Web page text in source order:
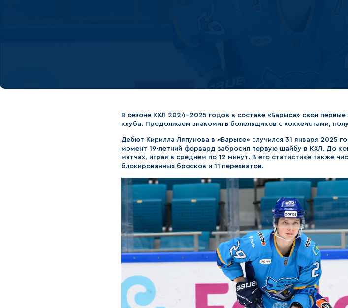
В сезоне КХЛ 2024-2025 годов в составе «Барыса» свои первые
клуба. Продолжаем знакомить болельщиков с хоккеистами,
Дебют Кирилла Ляпунова в «Барысе» случился 31 января 2025
момент 19-летний форвард забросил первую шайбу в КХЛ. До
матчах, играя в среднем по 12 минут. В его статистике также
блокированных бросков и 11 перехватов.